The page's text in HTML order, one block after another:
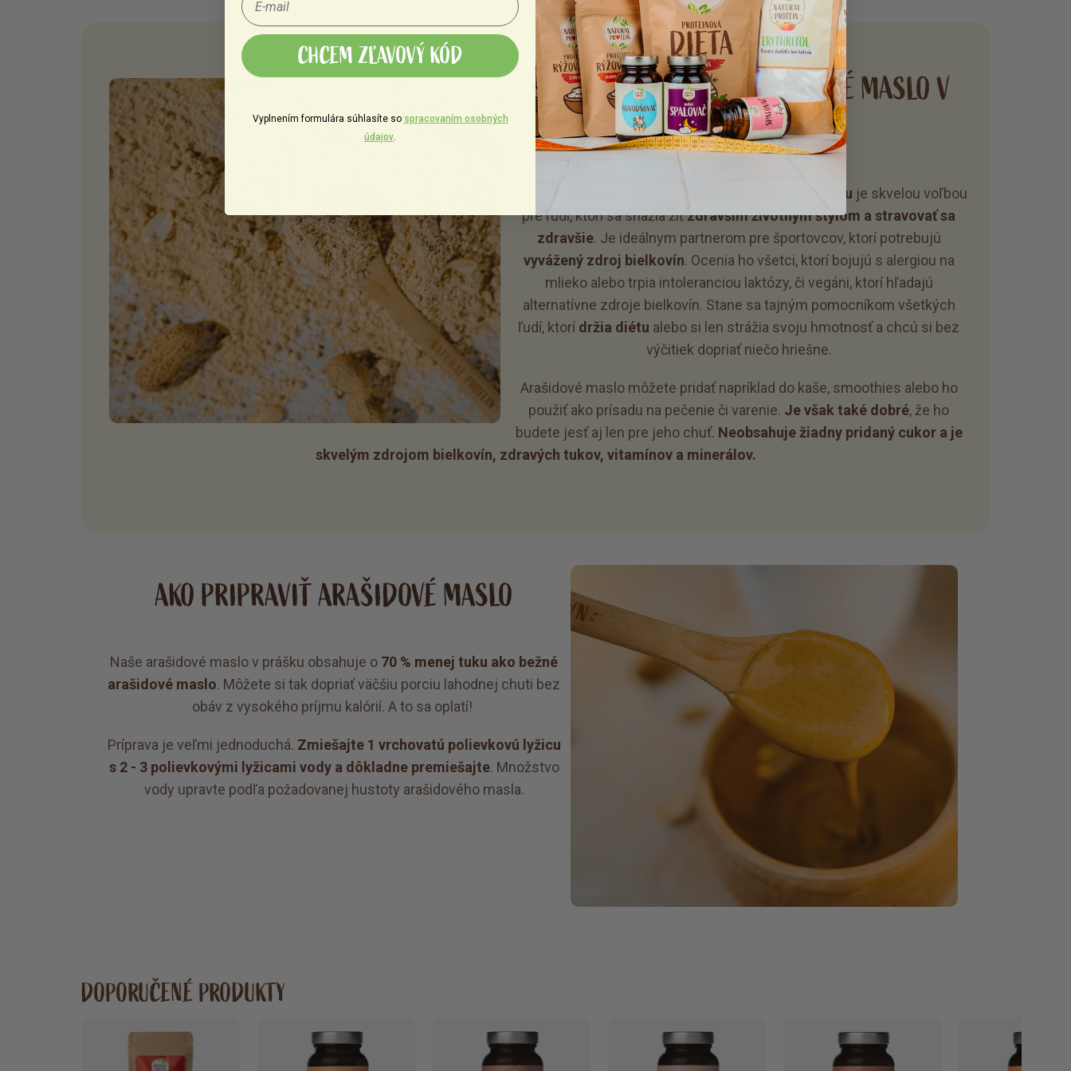
KTO NAJVIAC OCENÍ ARAŠIDOVÉ MASLO V
PRÁŠKU
zníženým obsahom tuku je skvelou voľbou
pre ľudí, ktorí sa snažia žiťzdravším životným štýlom a stravovať sa
zdravšie. Je ideálnym partnerom pre športovcov, ktorí potrebujú
vyvážený zdroj bielkovín. Ocenia ho všetci, ktorí bojujú s alergiou na
mlieko alebo trpia intoleranciou laktózy, či vegáni, ktorí hľadajú
alternatívne zdroje bielkovín. Stane sa tajným pomocníkom všetkých
ľudí, ktorí držia diétu alebo si len strážia svoju hmotnosť a chcú si bez
výčitiek dopriať niečo hriešne.
Arašidové maslo môžete pridať napríklad do kaše, smoothies alebo ho
použiť ako prísadu na pečenie či varenie. Je však také dobré, že ho
budete jesť aj len pre jeho chuť. Neobsahuje žiadny pridaný cukor a je
skvelým zdrojom bielkovín, zdravých tukov, vitamínov a minerálov.
AKO PRIPRAVIŤ ARAŠIDOVÉ MASLO
Naše arašidové maslo v prášku obsahuje o 70 % menej tuku ako bežné
arašidové maslo. Môžete si tak dopriať väčšiu porciu lahodnej chuti bez
obáv z vysokého príjmu kalórií. A to sa oplatí!
Príprava je veľmi jednoduchá. Zmiešajte 1 vrchovatú polievkovú lyžicu
s 2 - 3 polievkovými lyžicami vody a dôkladne premiešajte. Množstvo
vody upravte podľa požadovanej hustoty arašidového masla.
DOPORUČENÉ PRODUKTY
CHCEM ZĽAVOVÝ KÓD
Vyplnením formulára súhlasíte so spracovaním osobných
údajov.